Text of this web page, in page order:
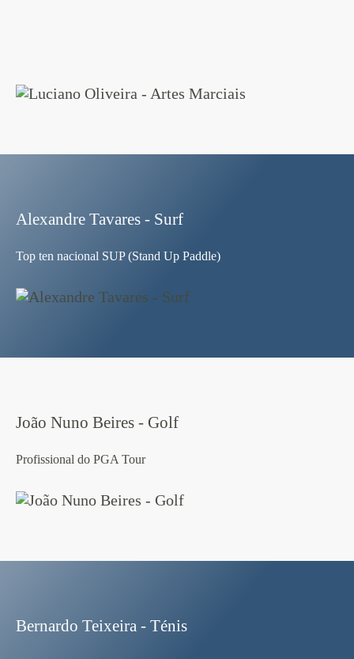
Alexandre Tavares - Surf
Top ten nacional SUP (Stand Up Paddle)
João Nuno Beires - Golf
Profissional do PGA Tour
Bernardo Teixeira - Ténis